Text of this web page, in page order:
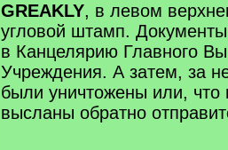
GREAKLY, в левом
угловой штамп.
в Канцелярию Главного
Учреждения. А затем, за
были уничтожены или, что
высланы обратно